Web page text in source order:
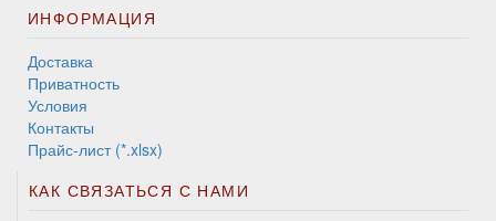
ИНФОРМАЦИЯ
Доставка
Приватность
Условия
Контакты
Прайс-лист (*.xlsx)
КАК СВЯЗАТЬСЯ С НАМИ